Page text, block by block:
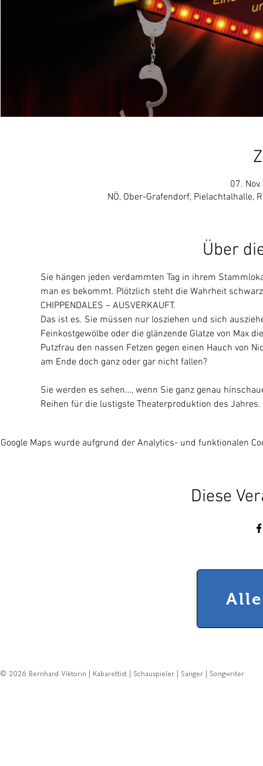
07.
NÖ, Ober-Grafendorf, Pielachtalhalle,
Über
Sie hängen jeden verdammten Tag in ihrem
man es bekommt. Plötzlich steht die Wahrheit
CHIPPENDALES – AUSVERKAUFT.
Das ist es. Sie müssen nur losziehen und sich
Feinkostgewölbe oder die glänzende Glatze von Max
Putzfrau den nassen Fetzen gegen einen Hauch von
am Ende doch ganz oder gar nicht fallen?
Sie werden es sehen…, wenn Sie ganz genau
Reihen für die lustigste Theaterproduktion des Jahres.
Google Maps wurde aufgrund der Analytics- und funktionalen
Diese
© 2026 Bernhard Viktorin | Kabarettist | Schauspieler | Sänger | Songwriter